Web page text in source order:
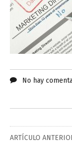
No hay
ARTÍCULO